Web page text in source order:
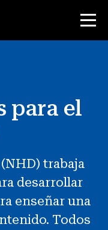
de
para el
(NHD) trabaja
desarrollar
enseñar una
Todos